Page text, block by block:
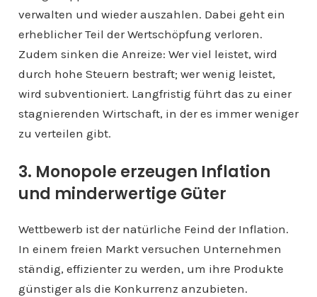
verwalten und wieder auszahlen. Dabei geht ein
erheblicher Teil der Wertschöpfung verloren.
Zudem sinken die Anreize: Wer viel leistet, wird
durch hohe Steuern bestraft; wer wenig leistet,
wird subventioniert. Langfristig führt das zu einer
stagnierenden Wirtschaft, in der es immer weniger
zu verteilen gibt.
3. Monopole erzeugen Inflation
und minderwertige Güter
Wettbewerb ist der natürliche Feind der Inflation.
In einem freien Markt versuchen Unternehmen
ständig, effizienter zu werden, um ihre Produkte
günstiger als die Konkurrenz anzubieten.